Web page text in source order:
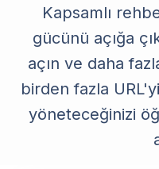
Kapsamlı
gücünü açığa
açın ve daha
birden fazla
yöneteceğinizi